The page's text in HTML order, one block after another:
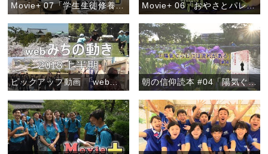
Movie+ 07「学生生徒修養会 高校の部」 Movie+ 06「おやさとパレード～きらびやかなフロート～」
ピックアップ動画 「webみちの動き 2018上半期」 朝の信仰読本 #04「陽気ぐらしには流れがある」